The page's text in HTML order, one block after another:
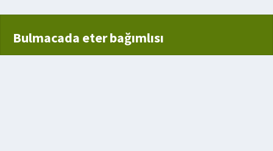
Bulmacada eter bağımlısı